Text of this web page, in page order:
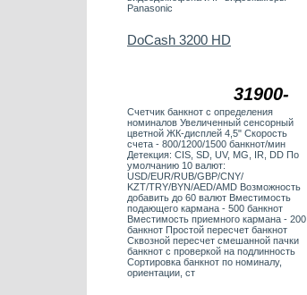
Panasonic
31900-
DoCash 3200 HD
Счетчик банкнот с определения
номиналов Увеличенный сенсорный
цветной ЖК-дисплей 4,5" Скорость
счета - 800/1200/1500 банкнот/мин
Детекция: СIS, SD, UV, MG, IR, DD По
умолчанию 10 валют:
USD/EUR/RUB/GBP/CNY/
KZT/TRY/BYN/AED/AMD Возможность
добавить до 60 валют Вместимость
подающего кармана - 500 банкнот
Вместимость приемного кармана - 200
банкнот Простой пересчет банкнот
Сквозной пересчет смешанной пачки
банкнот с проверкой на подлинность
Сортировка банкнот по номиналу,
ориентации, ст